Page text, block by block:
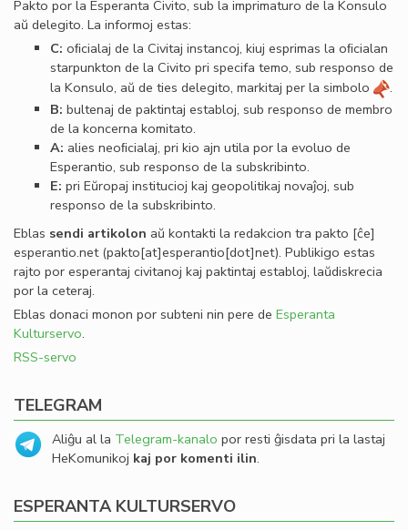
Pakto por la Esperanta Civito, sub la imprimaturo de la Konsulo
aŭ delegito. La informoj estas:
C: oﬁcialaj de la Civitaj instancoj, kiuj esprimas la oﬁcialan
starpunkton de la Civito pri specifa temo, sub responso de
la Konsulo, aŭ de ties delegito, markitaj per la simbolo
.
B: bultenaj de paktintaj establoj, sub responso de membro
de la koncerna komitato.
A: alies neoﬁcialaj, pri kio ajn utila por la evoluo de
Esperantio, sub responso de la subskribinto.
E: pri Eŭropaj institucioj kaj geopolitikaj novaĵoj, sub
responso de la subskribinto.
Eblas sendi artikolon aŭ kontakti la redakcion tra pakto [ĉe]
esperantio.net(pakto[at]esperantio[dot]net). Publikigo estas
rajto por esperantaj civitanoj kaj paktintaj establoj, laŭdiskrecia
por la ceteraj.
Eblas donaci monon por subteni nin pere de Esperanta
Kulturservo.
RSS-servo
TELEGRAM
Aliĝu al la Telegram-kanalo por resti ĝisdata pri la lastaj
HeKomunikoj kaj por komenti ilin.
ESPERANTA KULTURSERVO